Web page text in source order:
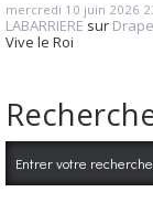
mercredi 10 juin 2026
LABARRIERE sur
Vive le Roi